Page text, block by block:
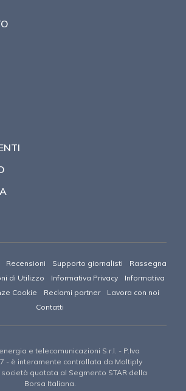
Recensioni Supporto giornalisti
Rassegna
di Utilizzo Informativa Privacy
Informativa
Cookie Reclami partner
Lavora con noi
Contatti
e telecomunicazioni S.r.l. - P.Iva
- è interamente controllata da Moltiply
società quotata al Segmento STAR della
Borsa Italiana.